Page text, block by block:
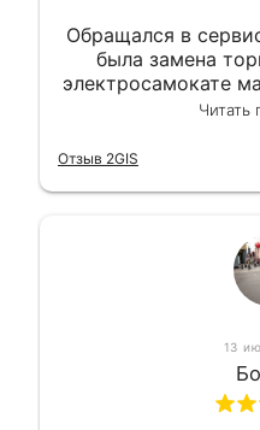
Обращался в
была замена
электросамокате
сделали в лучшем
гарантии,
Читать
Отзыв 2GIS
13